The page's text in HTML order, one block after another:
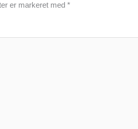
er markeret med*